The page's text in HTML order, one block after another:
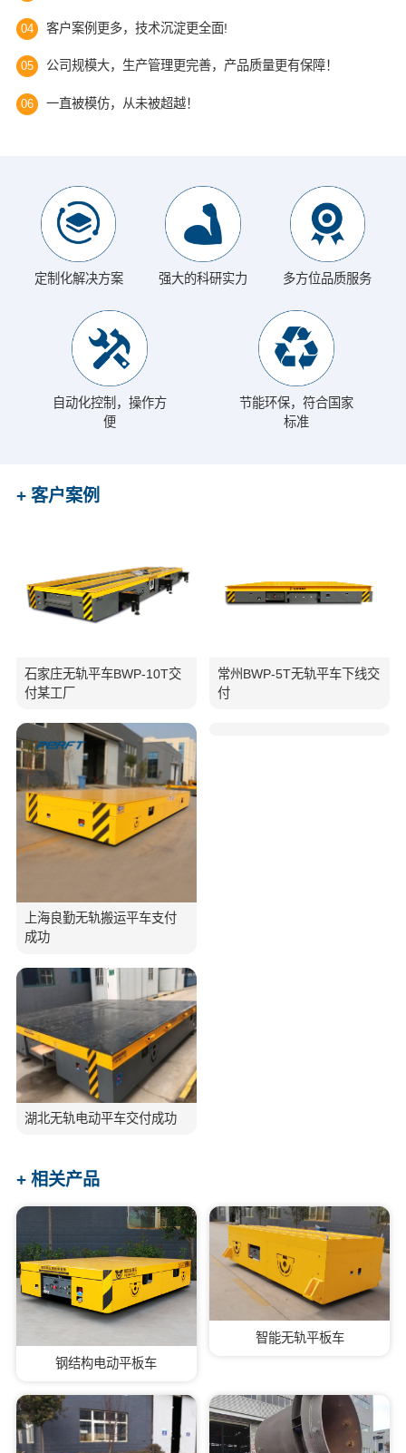
04 客户案例更多，技术沉淀更全面!
05 公司规模大，生产管理更完善，产品质量更有保障！
06 一直被模仿，从未被超越！
定制化解决方案 强大的科研实力 多方位品质服务
自动化控制，操作方
便
节能环保，符合国家
标准
+ 客户案例
石家庄无轨平车BWP-10T交
付某工厂
常州BWP-5T无轨平车下线交
付
上海良勤无轨搬运平车支付
成功
湖北无轨电动平车交付成功
+ 相关产品
钢结构电动平板车
智能无轨平板车